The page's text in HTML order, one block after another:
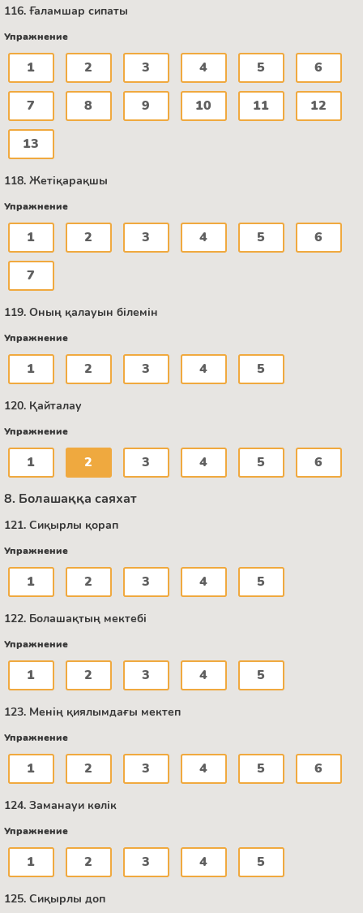
116. Ғаламшар сипаты
Упражнение
1 2 3 4 5 6
7 8 9 10 11 12
13
118. Жетіқарақшы
Упражнение
1 2 3 4 5 6
7
119. Оның қалауын білемін
Упражнение
1 2 3 4 5
120. Қайталау
Упражнение
1 2 3 4 5 6
8. Болашаққа саяхат
121. Сиқырлы қорап
Упражнение
1 2 3 4 5
122. Болашақтың мектебі
Упражнение
1 2 3 4 5
123. Менің қиялымдағы мектеп
Упражнение
1 2 3 4 5 6
124. Заманауи көлік
Упражнение
1 2 3 4 5
125. Сиқырлы доп